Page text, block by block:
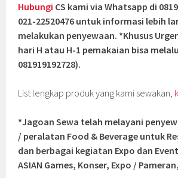
Hubungi CS kami via Whatsapp di
021-22520476 untuk informasi lebih
melakukan penyewaan. *Khusus
hari H atau H-1 pemakaian bisa
081919192728).
List lengkap produk yang kami sewakan,
*Jagoan Sewa telah melayani
/ peralatan Food & Beverage untuk
dan berbagai kegiatan Expo dan
ASIAN Games, Konser, Expo /